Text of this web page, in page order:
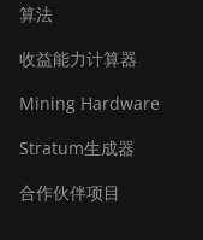
算法
收益能力计算器
Mining Hardware
Stratum生成器
合作伙伴项目